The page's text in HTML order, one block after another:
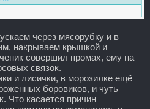
через мясорубку и в
накрываем крышкой и
совершил промах, ему на
связок.
и лисички, в морозилке ещё
боровиков, и чуть
Что касается причин